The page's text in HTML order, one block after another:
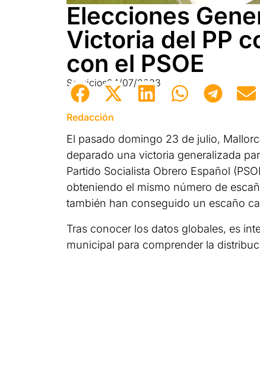
Elecciones
Victoria del PP
con el PSOE
Servicios24/07/2023
Redacción
El pasado domingo 23 de julio,
deparado una victoria generalizada
Partido Socialista Obrero Español
obteniendo el mismo número de
también han conseguido un escaño
Tras conocer los datos globales, es
municipal para comprender la